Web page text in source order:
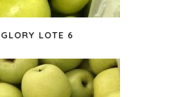
LOTE 6